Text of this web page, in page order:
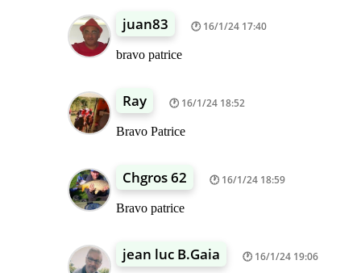
juan83 16/1/24 17:40
bravo patrice
Ray 16/1/24 18:52
Bravo Patrice
Chgros 62 16/1/24 18:59
Bravo patrice
jean luc B.Gaia 16/1/24 19:06